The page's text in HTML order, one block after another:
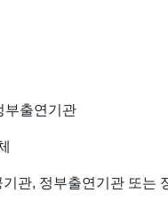
부출연기관
관, 정부출연기관 또는